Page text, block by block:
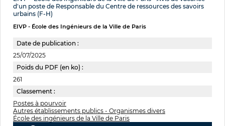
d'un poste de Responsable du Centre de ressources des savoirs
urbains (F-H)
EIVP - École des Ingénieurs de la Ville de Paris
Date de publication :
25/07/2025
Poids du PDF (en ko) :
261
Classement :
Postes à pourvoir
Autres établissements publics - Organismes divers
École des ingénieurs de la Ville de Paris